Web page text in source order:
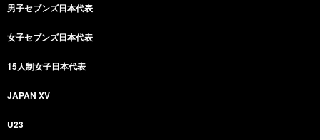
男子セブンズ日本代表
女子セブンズ日本代表
15人制女子日本代表
JAPAN XV
U23